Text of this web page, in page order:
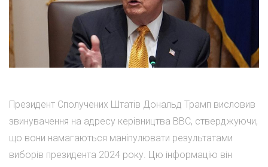
Президент Сполучених Штатів Дональд Трамп висловив
звинувачення на адресу керівництва BBC, стверджуючи,
що вони намагаються маніпулювати результатами
виборів президента 2024 року. Цю інформацію він